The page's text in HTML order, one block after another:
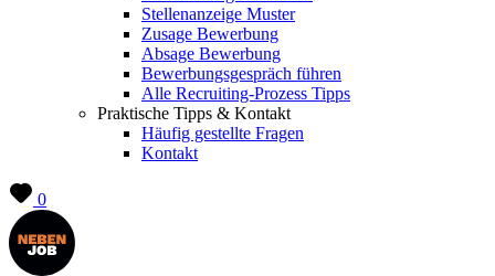
Stellenanzeige Muster
Zusage Bewerbung
Absage Bewerbung
Bewerbungsgespräch führen
Alle Recruiting-Prozess Tipps
Praktische Tipps & Kontakt
Häufig gestellte Fragen
Kontakt
0